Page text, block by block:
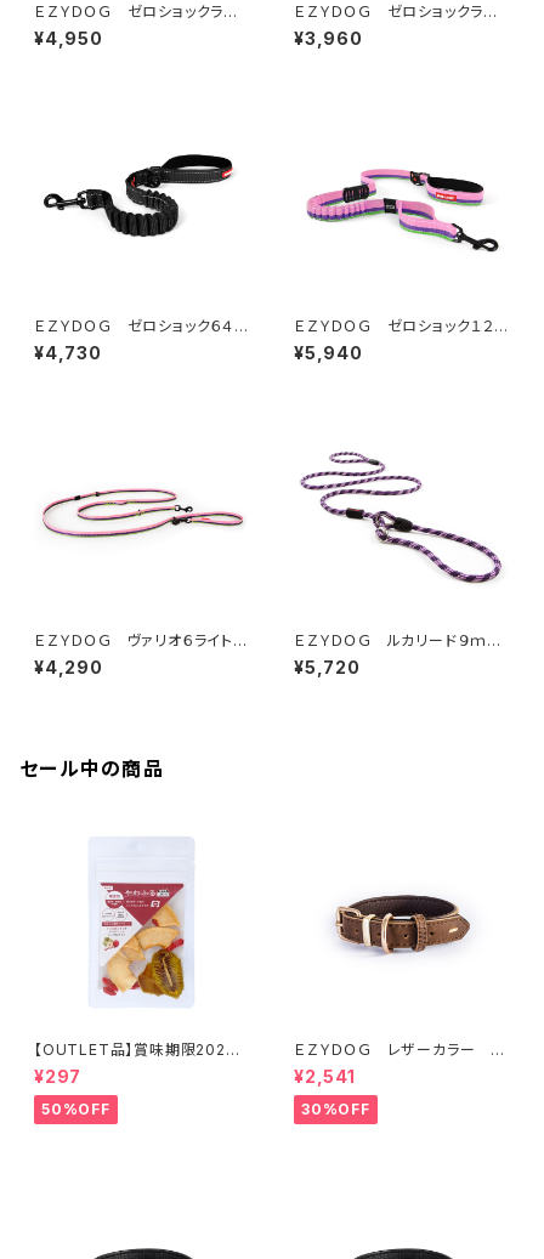
ＥＺＹＤＯＧ ゼロショックライト
１２０ｃｍ（デニム＆コーデュロ
イ）
¥4,950
ＥＺＹＤＯＧ ゼロショックライト
１２０ｃｍ（全7色）
¥3,960
ＥＺＹＤＯＧ ゼロショック６４ｃ
ｍ（全7色）
¥4,730
ＥＺＹＤＯＧ ゼロショック１２０
ｃｍ（全7色）
¥5,940
ＥＺＹＤＯＧ ヴァリオ６ライト
(全6色)
¥4,290
ＥＺＹＤＯＧ ルカリード９ｍｍ
（全4色）
¥5,720
セール中の商品
【OUTLET品】賞味期限2026
年10月22日【犬用おやつ】やわ
ふる クコの実エキスをスプレ
ーしたリンゴ＆キウイスライスカ
ット 10g
¥297
50%OFF
ＥＺＹＤＯＧ レザーカラー M
(全2色)
¥2,541
30%OFF